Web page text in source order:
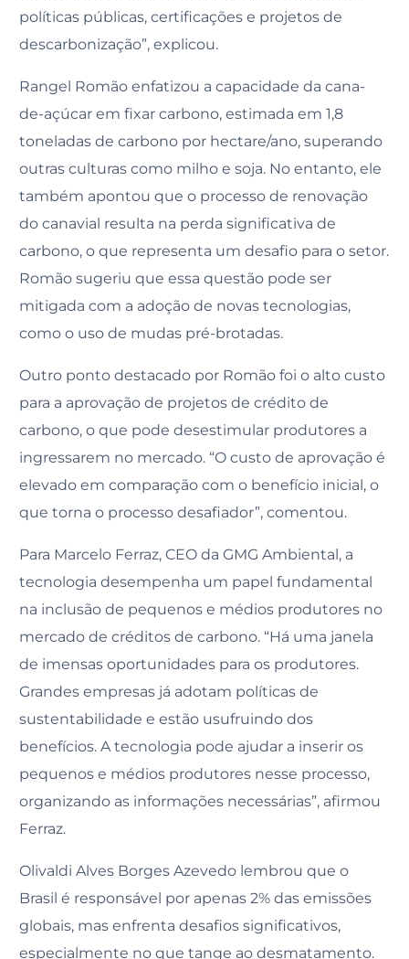
políticas públicas, certificações e projetos de
descarbonização”, explicou.
Rangel Romão enfatizou a capacidade da cana-
de-açúcar em fixar carbono, estimada em 1,8
toneladas de carbono por hectare/ano, superando
outras culturas como milho e soja. No entanto, ele
também apontou que o processo de renovação
do canavial resulta na perda significativa de
carbono, o que representa um desafio para o setor.
Romão sugeriu que essa questão pode ser
mitigada com a adoção de novas tecnologias,
como o uso de mudas pré-brotadas.
Outro ponto destacado por Romão foi o alto custo
para a aprovação de projetos de crédito de
carbono, o que pode desestimular produtores a
ingressarem no mercado. “O custo de aprovação é
elevado em comparação com o benefício inicial, o
que torna o processo desafiador”, comentou.
Para Marcelo Ferraz, CEO da GMG Ambiental, a
tecnologia desempenha um papel fundamental
na inclusão de pequenos e médios produtores no
mercado de créditos de carbono. “Há uma janela
de imensas oportunidades para os produtores.
Grandes empresas já adotam políticas de
sustentabilidade e estão usufruindo dos
benefícios. A tecnologia pode ajudar a inserir os
pequenos e médios produtores nesse processo,
organizando as informações necessárias”, afirmou
Ferraz.
Olivaldi Alves Borges Azevedo lembrou que o
Brasil é responsável por apenas 2% das emissões
globais, mas enfrenta desafios significativos,
especialmente no que tange ao desmatamento.